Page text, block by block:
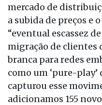
mercado de
a subida de preços e
“eventual escassez
migração de clientes
branca para redes
como um ‘pure-
capturou esse
adicionamos 155